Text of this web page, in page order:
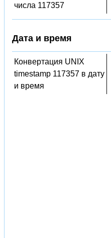
числа 117357
Дата и время
Конвертация UNIX
timestamp 117357 в дату
и время